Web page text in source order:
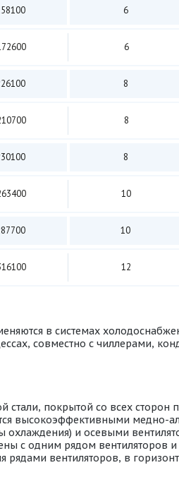
6
6
8
8
8
10
10
12
в системах
совместно с чиллерами,
стали, покрытой со всех
высокоэффективными
охлаждения) и осевыми
с одним рядом
вентиляторов, в